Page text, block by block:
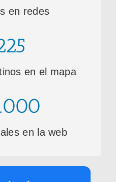
en redes
en el mapa
en la web